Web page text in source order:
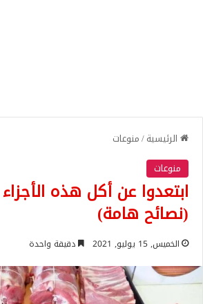
الرئيسية/منوعات
منوعات
ابتعدوا عن أكل هذه
(نصائح هامة)
الخميس, 15 يوليو, 2021 دقيقة واحدة